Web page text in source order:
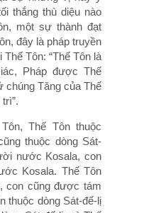
thắng thù diệu nào
một sự thành đạt
đây là pháp truyền
Tôn: “Thế Tôn là
Pháp được Thế
chúng Tăng của Thế
Thế Tôn thuộc
thuộc dòng Sát-
nước Kosala, con
Kosala. Thế Tôn
con cũng được tám
thuộc dòng Sát-đế-lị